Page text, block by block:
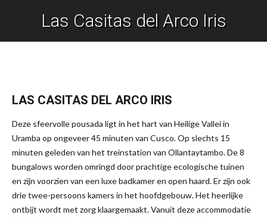
Las Casitas del Arco Iris
Je bent hier:
LAS CASITAS DEL ARCO IRIS
Deze sfeervolle pousada ligt in het hart van Heilige Vallei in
Uramba op ongeveer 45 minuten van Cusco. Op slechts 15
minuten geleden van het treinstation van Ollantaytambo. De 8
bungalows worden omringd door prachtige ecologische tuinen
en zijn voorzien van een luxe badkamer en open haard. Er zijn ook
drie twee-persoons kamers in het hoofdgebouw. Het heerlijke
ontbijt wordt met zorg klaargemaakt. Vanuit deze accommodatie